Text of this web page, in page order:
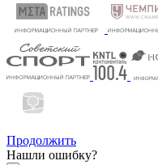
Продолжить
Нашли ошибку?